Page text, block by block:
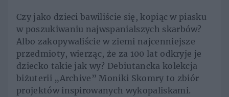
Czy jako dzieci bawiliście się, kopiąc w piasku
w poszukiwaniu najwspanialszych skarbów?
Albo zakopywaliście w ziemi najcenniejsze
przedmioty, wierząc, że za 100 lat odkryje je
dziecko takie jak wy? Debiutancka kolekcja
biżuterii „Archive” Moniki Skomry to zbiór
projektów inspirowanych wykopaliskami.